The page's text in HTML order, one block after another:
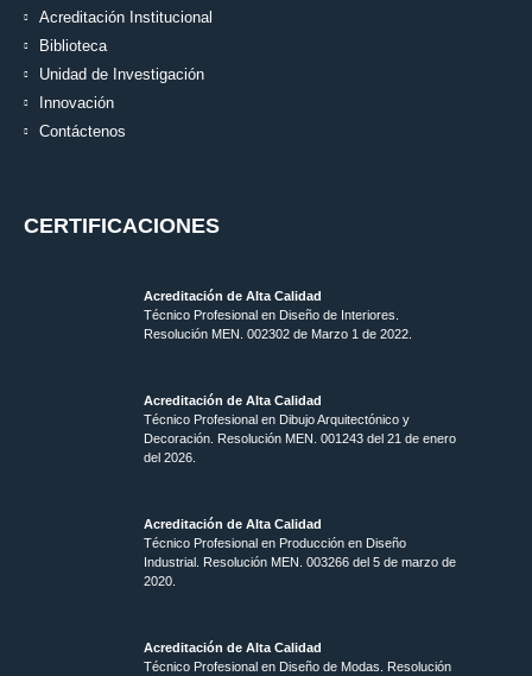
Acreditación Institucional
Biblioteca
Unidad de Investigación
Innovación
Contáctenos
CERTIFICACIONES
Acreditación de Alta Calidad
Técnico Profesional en Diseño de Interiores.
Resolución MEN. 002302 de Marzo 1 de 2022.
Acreditación de Alta Calidad
Técnico Profesional en Dibujo Arquitectónico y
Decoración. Resolución MEN. 001243 del 21 de enero
del 2026.
Acreditación de Alta Calidad
Técnico Profesional en Producción en Diseño
Industrial. Resolución MEN. 003266 del 5 de marzo de
2020.
Acreditación de Alta Calidad
Técnico Profesional en Diseño de Modas. Resolución